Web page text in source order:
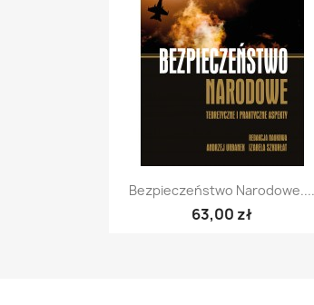
Szybki podgląd
Bezpieczeństwo Narodowe....
63,00 zł